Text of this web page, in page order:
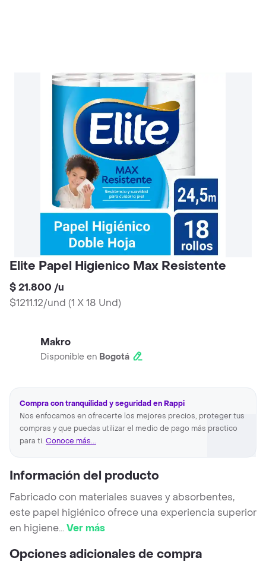
Elite Papel Higienico Max Resistente
$ 21.800 /u
$1211.12/und (1 X 18 Und)
Makro
Disponible en Bogotá
Compra con tranquilidad y seguridad en Rappi
Nos enfocamos en ofrecerte los mejores precios, proteger tus
compras y que puedas utilizar el medio de pago más practico
para ti. Conoce más...
Información del producto
Fabricado con materiales suaves y absorbentes,
este papel higiénico ofrece una experiencia superior
en higiene...Ver más
Opciones adicionales de compra